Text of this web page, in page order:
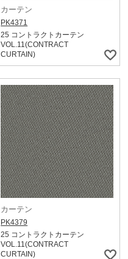
カーテン
PK4371
25 コントラクトカーテン
VOL.11(CONTRACT
CURTAIN)
カーテン
PK4379
25 コントラクトカーテン
VOL.11(CONTRACT
CURTAIN)